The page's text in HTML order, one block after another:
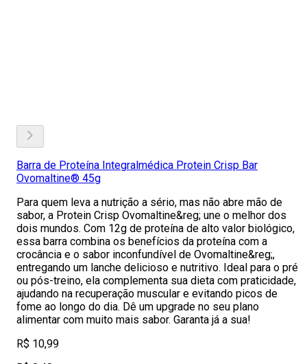
Barra de Proteína Integralmédica Protein Crisp Bar
Ovomaltine® 45g
Para quem leva a nutrição a sério, mas não abre mão de
sabor, a Protein Crisp Ovomaltine&reg; une o melhor dos
dois mundos. Com 12g de proteína de alto valor biológico,
essa barra combina os benefícios da proteína com a
crocância e o sabor inconfundível de Ovomaltine&reg;,
entregando um lanche delicioso e nutritivo. Ideal para o pré
ou pós-treino, ela complementa sua dieta com praticidade,
ajudando na recuperação muscular e evitando picos de
fome ao longo do dia. Dê um upgrade no seu plano
alimentar com muito mais sabor. Garanta já a sua!
R$ 10,99